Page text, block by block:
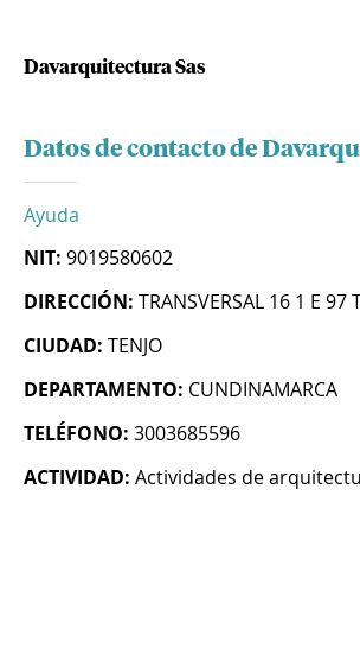
Davarquitectura Sas
Datos de contacto de
Ayuda
NIT: 9019580602
DIRECCIÓN: TRANSVERSAL 16 1 E 97
CIUDAD: TENJO
DEPARTAMENTO: CUNDINAMARCA
TELÉFONO: 3003685596
ACTIVIDAD: Actividades de